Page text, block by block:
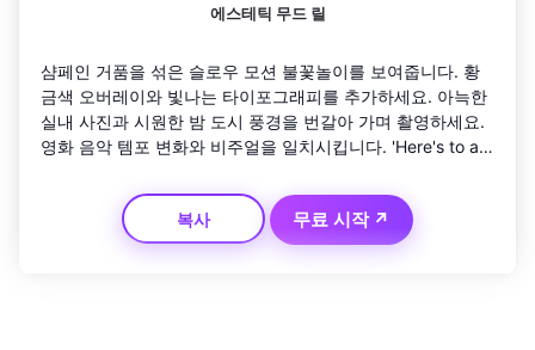
에스테틱 무드 릴
샴페인 거품을 섞은 슬로우 모션 불꽃놀이를 보여줍니다. 황
금색 오버레이와 빛나는 타이포그래피를 추가하세요. 아늑한
실내 사진과 시원한 밤 도시 풍경을 번갈아 가며 촬영하세요.
영화 음악 템포 변화와 비주얼을 일치시킵니다. 'Here's to a
복사
무료 시작 ↗